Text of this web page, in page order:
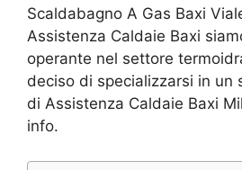
Scaldabagno A Gas Baxi
Assistenza Caldaie Baxi
operante nel settore
deciso di specializzarsi in un
di Assistenza Caldaie Baxi
info.